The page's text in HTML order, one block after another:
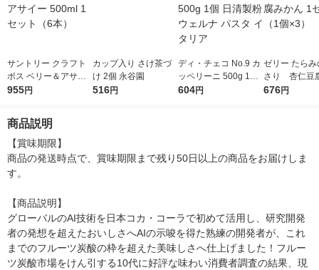
サントリー クラフト
ボス ベリー＆アサイ
ー 500ml 1セット（6
955円
カップ入り さけ茶づ
け 2個 永谷園
516円
ディ・チェコ No.9 カ
ッペリーニ 500g 1個
日清製粉ウェルナ パ
604円
ゼリー たらみ
さり 杏仁豆
1セット（1個
676円
商品説明
【賞味期限】
商品の発送時点で、賞味期限まで残り50日以上の商品をお届けしま
す。
【商品説明】
グローバルのAI技術を日本コカ・コーラで初めて活用し、研究開発
者の発想を超えたおいしさへAIの示唆を得た熟練の開発者が、これ
までのフルーツ炭酸の枠を超えた美味しさへ仕上げました！フルー
ツ炭酸市場をけん引する10代に好評な味わい消費者調査の結果、現